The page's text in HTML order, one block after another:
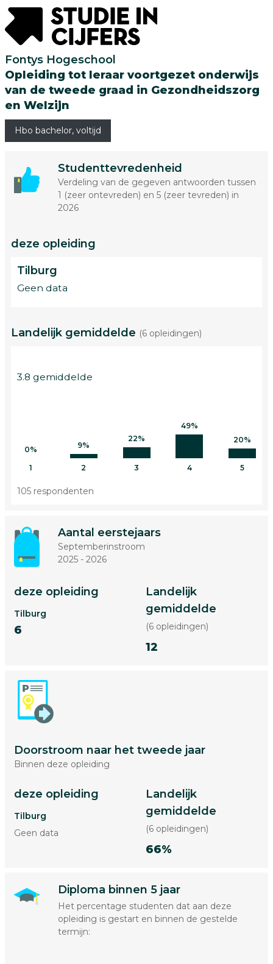
Fontys Hogeschool
Opleiding tot leraar voortgezet onderwijs
van de tweede graad in Gezondheidszorg
en Welzijn
Hbo bachelor, voltijd
Studenttevredenheid
Verdeling van de gegeven antwoorden tussen
1 (zeer ontevreden) en 5 (zeer tevreden) in
2026
deze opleiding
Tilburg
Geen data
Landelijk gemiddelde (6 opleidingen)
3.8 gemiddelde
0%
1
9%
2
22%
3
49%
4
20%
5
105 respondenten
Aantal eerstejaars
Septemberinstroom
2025 - 2026
deze opleiding
Tilburg
6
Landelijk
gemiddelde
(6 opleidingen)
12
Doorstroom naar het tweede jaar
Binnen deze opleiding
deze opleiding
Tilburg
Geen data
Landelijk
gemiddelde
(6 opleidingen)
66%
Diploma binnen 5 jaar
Het percentage studenten dat aan deze
opleiding is gestart en binnen de gestelde
termijn: